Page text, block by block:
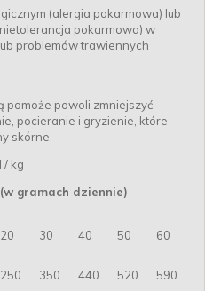
(alergia pokarmowa) lub
pokarmowa) w
problemów trawiennych
pomoże powoli zmniejszyć
pocieranie i gryzienie, które
skórne.
/ kg
gramach dziennie)
20 30 40 50 60
250 350 440 520 590